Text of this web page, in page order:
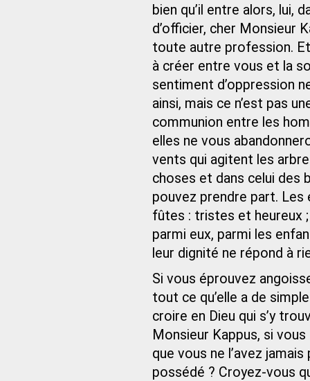
bien qu’il entre alors, lui,
d’officier, cher Monsieur
toute autre profession.
à créer entre vous et la
sentiment d’oppression
ainsi, mais ce n’est pas
communion entre les
elles ne vous
vents qui agitent les
choses et dans celui des
pouvez prendre part.
fûtes : tristes et heureux
parmi eux, parmi les
leur dignité ne répond à
Si vous éprouvez
tout ce qu’elle a de
croire en Dieu qui s’y
Monsieur Kappus, si
que vous ne l’avez
possédé ? Croyez-vous